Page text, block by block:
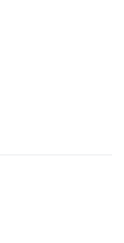
85 руб.
брони,
актуальные